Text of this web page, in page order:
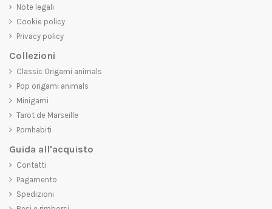
Note legali
Cookie policy
Privacy policy
Collezioni
Classic Origami animals
Pop origami animals
Minigami
Tarot de Marseille
Pornhabiti
Guida all'acquisto
Contatti
Pagamento
Spedizioni